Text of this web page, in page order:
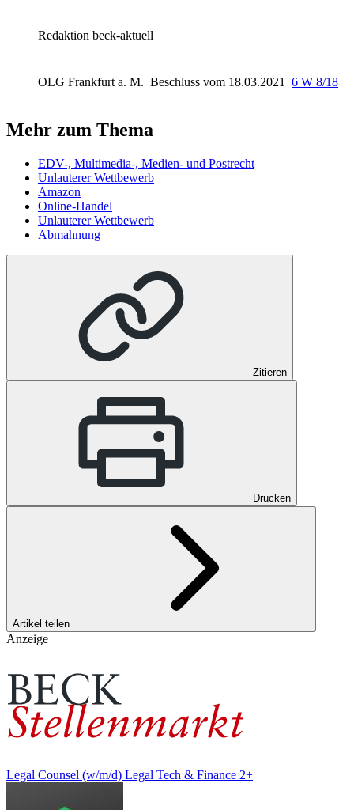
Redaktion beck-aktuell
OLG Frankfurt a. M. Beschluss vom 18.03.2021 6 W 8/18
Mehr zum Thema
EDV-, Multimedia-, Medien- und Postrecht
Unlauterer Wettbewerb
Amazon
Online-Handel
Unlauterer Wettbewerb
Abmahnung
Zitieren
Drucken
Artikel teilen
Anzeige
Legal Counsel (w/m/d) Legal Tech & Finance 2+